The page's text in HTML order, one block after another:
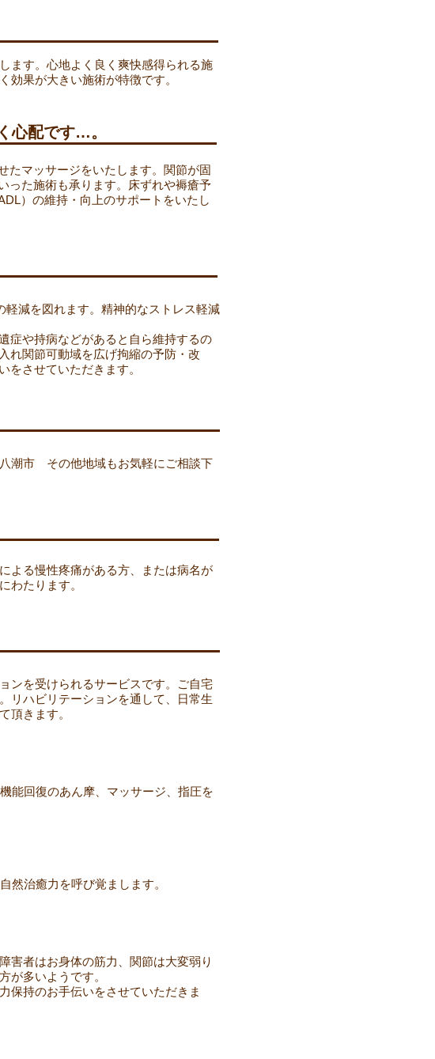
ます。心地よく良く爽快感得られる施
効果が大きい施術が特徴です。
心配です…。
たマッサージをいたします。関節が固
った施術も承ります。床ずれや褥瘡予
）の維持・向上のサポートをいたし
減を図れます。精神的なストレス軽減
症や持病などがあると自ら維持するの
れ関節可動域を広げ拘縮の予防・改
をさせていただきます。
潮市 その他地域もお気軽にご相談下
よる慢性疼痛がある方、または病名が
わたります。
ンを受けられるサービスです。ご自宅
リハビリテーションを通して、日常生
頂きます。
能回復のあん摩、マッサージ、指圧を
然治癒力を呼び覚まします。
害者はお身体の筋力、関節は大変弱り
が多いようです。
保持のお手伝いをさせていただきま